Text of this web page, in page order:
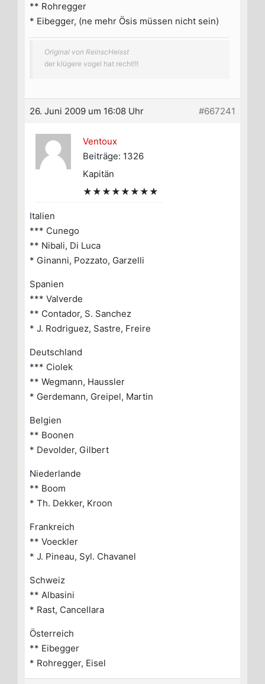
** Rohregger
* Eibegger, (ne mehr Ösis müssen nicht sein)
Original von ReinscHeisst
der klügere vogel hat recht!!!
26. Juni 2009 um 16:08 Uhr #667241
Ventoux
Beiträge: 1326
Kapitän
★★★★★★★★
Italien
*** Cunego
** Nibali, Di Luca
* Ginanni, Pozzato, Garzelli
Spanien
*** Valverde
** Contador, S. Sanchez
* J. Rodriguez, Sastre, Freire
Deutschland
*** Ciolek
** Wegmann, Haussler
* Gerdemann, Greipel, Martin
Belgien
** Boonen
* Devolder, Gilbert
Niederlande
** Boom
* Th. Dekker, Kroon
Frankreich
** Voeckler
* J. Pineau, Syl. Chavanel
Schweiz
** Albasini
* Rast, Cancellara
Österreich
** Eibegger
* Rohregger, Eisel